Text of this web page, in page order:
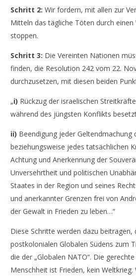
Schritt 2: Wir fordern, mit allen zur
Mitteln das tägliche Töten durch einen
stoppen.
Schritt 3: Die Vereinten Nationen
finden, die Resolution 242 vom 22.
durchzusetzen, mit diesen beiden
„i) Rückzug der israelischen
während des jüngsten Konflikts
ii) Beendigung jeder Geltendmachung
beziehungsweise jedes tatsächlichen
Achtung und Anerkennung der
Unversehrtheit und politischen
Staates in der Region und seines
und anerkannter Grenzen frei von
der Gewalt in Frieden zu leben…“
Diese Schritte werden dazu beitragen,
postkolonialen Globalen Südens zum
die der „Globalen NATO“. Die
Menschheit ist Frieden, kein